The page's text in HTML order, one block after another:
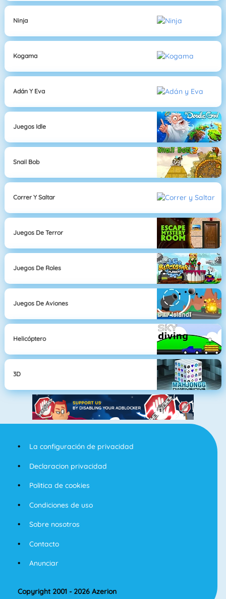
Ninja
Kogama
Adán Y Eva
Juegos Idle
Snail Bob
Correr Y Saltar
Juegos De Terror
Juegos De Roles
Juegos De Aviones
Helicóptero
3D
La configuración de privacidad
Declaracion privacidad
Politica de cookies
Condiciones de uso
Sobre nosotros
Contacto
Anunciar
Copyright 2001 - 2026 Azerion